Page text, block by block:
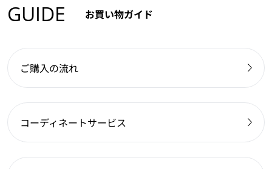
GUIDE お買い物ガイド
ご購入の流れ
コーディネートサービス